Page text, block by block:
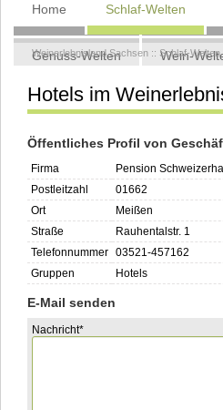
Navigation
überspringen
Home Schlaf-Welten
Genuss-Welten Wein-
Kontakt
Weinerlebnisland Sachsen :: Schlaf-Welten
Hotels im
Öffentliches Profil von
Firma
Pension
Postleitzahl
01662
Ort
Meißen
Straße
Rauhentalstr. 1
Telefonnummer 03521-457162
Gruppen
Hotels
E-Mail senden
Pflichtfeld
Nachricht*